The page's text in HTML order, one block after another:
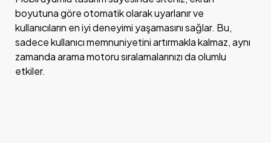
boyutuna göre otomatik olarak uyarlanır ve
kullanıcıların en iyi deneyimi yaşamasını sağlar. Bu,
sadece kullanıcı memnuniyetini artırmakla kalmaz, aynı
zamanda arama motoru sıralamalarınızı da olumlu
etkiler.